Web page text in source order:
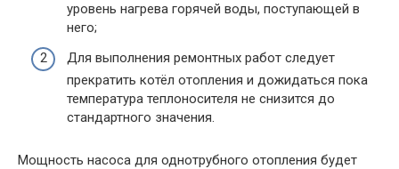
уровень нагрева горячей воды, поступающей в
него;
Для выполнения ремонтных работ следует
прекратить котёл отопления и дожидаться пока
температура теплоносителя не снизится до
стандартного значения.
Мощность насоса для однотрубного отопления будет